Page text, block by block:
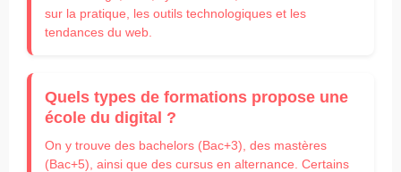
sur la pratique, les outils technologiques et les
tendances du web.
Quels types de formations propose une
école du digital ?
On y trouve des bachelors (Bac+3), des mastères
(Bac+5), ainsi que des cursus en alternance. Certains